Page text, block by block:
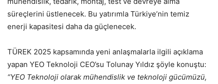
süreçlerini üstlenecek. Bu yatırımla Türkiye’nin temiz
enerji kapasitesi daha da güçlenecek.
TÜREK 2025 kapsamında yeni anlaşmalarla ilgili açıklama
yapan YEO Teknoloji CEO’su Tolunay Yıldız şöyle konuştu:
“YEO Teknoloji olarak mühendislik ve teknoloji gücümüzü,